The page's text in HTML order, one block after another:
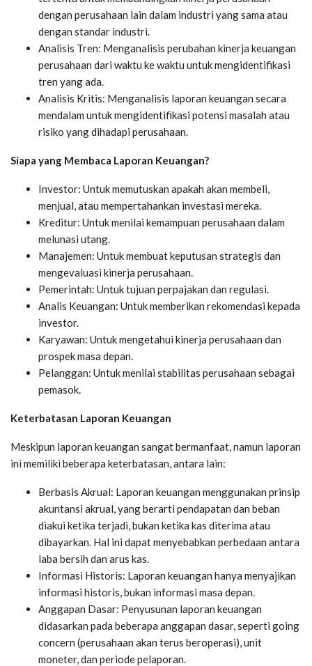
dengan perusahaan lain dalam industri yang sama atau
dengan standar industri.
Analisis Tren: Menganalisis perubahan kinerja keuangan
perusahaan dari waktu ke waktu untuk mengidentifikasi
tren yang ada.
Analisis Kritis: Menganalisis laporan keuangan secara
mendalam untuk mengidentifikasi potensi masalah atau
risiko yang dihadapi perusahaan.
Siapa yang Membaca Laporan Keuangan?
Investor: Untuk memutuskan apakah akan membeli,
menjual, atau mempertahankan investasi mereka.
Kreditur: Untuk menilai kemampuan perusahaan dalam
melunasi utang.
Manajemen: Untuk membuat keputusan strategis dan
mengevaluasi kinerja perusahaan.
Pemerintah: Untuk tujuan perpajakan dan regulasi.
Analis Keuangan: Untuk memberikan rekomendasi kepada
investor.
Karyawan: Untuk mengetahui kinerja perusahaan dan
prospek masa depan.
Pelanggan: Untuk menilai stabilitas perusahaan sebagai
pemasok.
Keterbatasan Laporan Keuangan
Meskipun laporan keuangan sangat bermanfaat, namun laporan
ini memiliki beberapa keterbatasan, antara lain:
Berbasis Akrual: Laporan keuangan menggunakan prinsip
akuntansi akrual, yang berarti pendapatan dan beban
diakui ketika terjadi, bukan ketika kas diterima atau
dibayarkan. Hal ini dapat menyebabkan perbedaan antara
laba bersih dan arus kas.
Informasi Historis: Laporan keuangan hanya menyajikan
informasi historis, bukan informasi masa depan.
Anggapan Dasar: Penyusunan laporan keuangan
didasarkan pada beberapa anggapan dasar, seperti going
concern (perusahaan akan terus beroperasi), unit
moneter, dan periode pelaporan.